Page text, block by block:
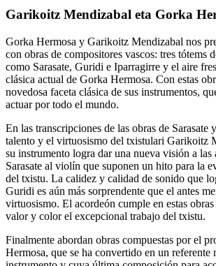
Garikoitz Mendizabal eta Gorka
Gorka Hermosa y Garikoitz Mendizabal nos
con obras de compositores vascos: tres tótems
como Sarasate, Guridi e Iparragirre y el aire
clásica actual de Gorka Hermosa. Con estas
novedosa faceta clásica de sus instrumentos,
actuar por todo el mundo.
En las transcripciones de las obras de Sarasate
talento y el virtuosismo del txistulari Garikoitz
su instrumento logra dar una nueva visión a las
Sarasate al violín que suponen un hito para la
del txistu. La calidez y calidad de sonido que
Guridi es aún más sorprendente que el antes
virtuosismo. El acordeón cumple en estas
valor y color el excepcional trabajo del txistu.
Finalmente abordan obras compuestas por el
Hermosa, que se ha convertido en un referente